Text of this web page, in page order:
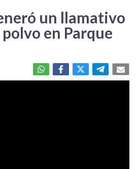
un llamativo
en Parque